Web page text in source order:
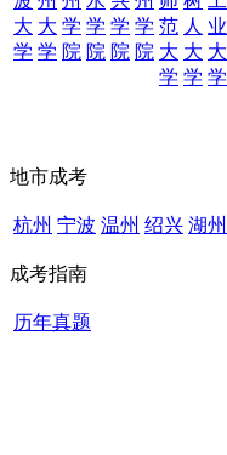
大
学
大
学
学
院
学
院
学
院
学
院
范
大
学
人
大
学
业
大
学
地市成考
杭州 宁波 温州 绍兴 湖州
成考指南
历年真题